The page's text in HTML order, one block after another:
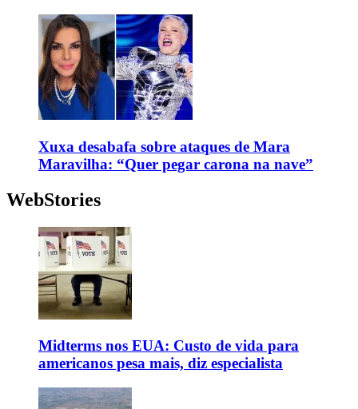
Xuxa desabafa sobre ataques de Mara
Maravilha: “Quer pegar carona na nave”
WebStories
Midterms nos EUA: Custo de vida para
americanos pesa mais, diz especialista